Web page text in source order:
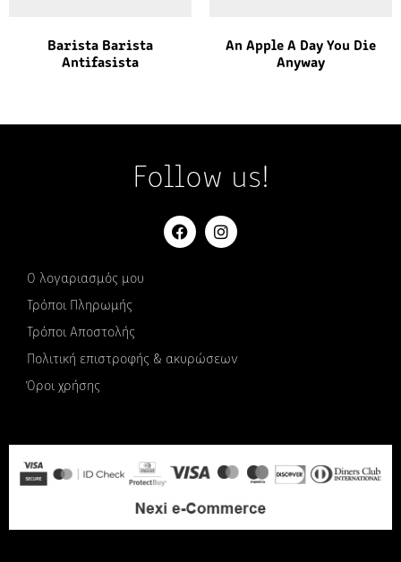
Barista Barista
Antifasista
An Apple A Day You Die
Anyway
Follow us!
Ο λογαριασμός μου
Τρόποι Πληρωμής
Τρόποι Αποστολής
Πολιτική επιστροφής & ακυρώσεων
Όροι χρήσης